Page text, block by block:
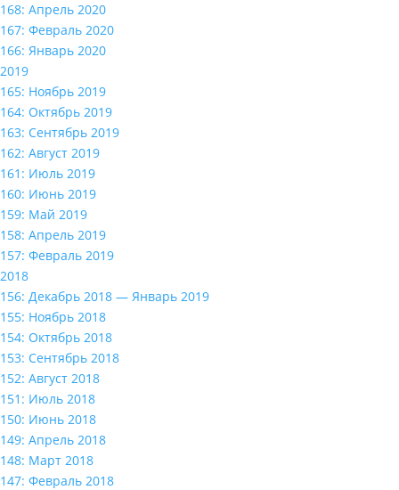
168: Апрель 2020
167: Февраль 2020
166: Январь 2020
2019
165: Ноябрь 2019
164: Октябрь 2019
163: Сентябрь 2019
162: Август 2019
161: Июль 2019
160: Июнь 2019
159: Май 2019
158: Апрель 2019
157: Февраль 2019
2018
156: Декабрь 2018 — Январь 2019
155: Ноябрь 2018
154: Октябрь 2018
153: Сентябрь 2018
152: Август 2018
151: Июль 2018
150: Июнь 2018
149: Апрель 2018
148: Март 2018
147: Февраль 2018